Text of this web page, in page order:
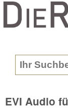
Search
EVI Audio